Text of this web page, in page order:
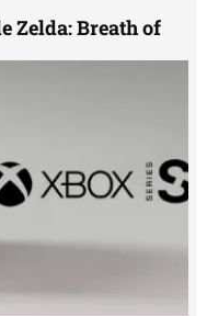
Zelda: Breath of